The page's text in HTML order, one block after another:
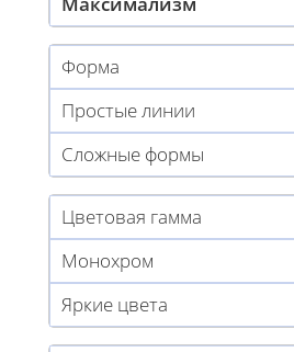
Форма
Простые линии
Сложные формы
Цветовая гамма
Монохром
Яркие цвета